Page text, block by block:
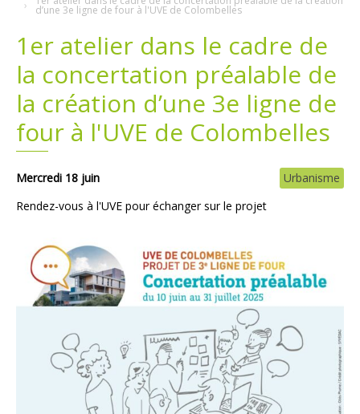
d’une 3e ligne de four à l'UVE de Colombelles
1er atelier dans le cadre de
la concertation préalable de
la création d’une 3e ligne de
four à l'UVE de Colombelles
Mercredi 18 juin
Urbanisme
Rendez-vous à l'UVE pour échanger sur le projet
Demandes légales
Emploi
Marchés publics